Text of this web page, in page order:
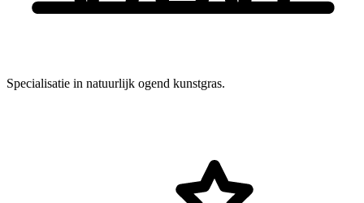
Specialisatie in natuurlijk ogend kunstgras.